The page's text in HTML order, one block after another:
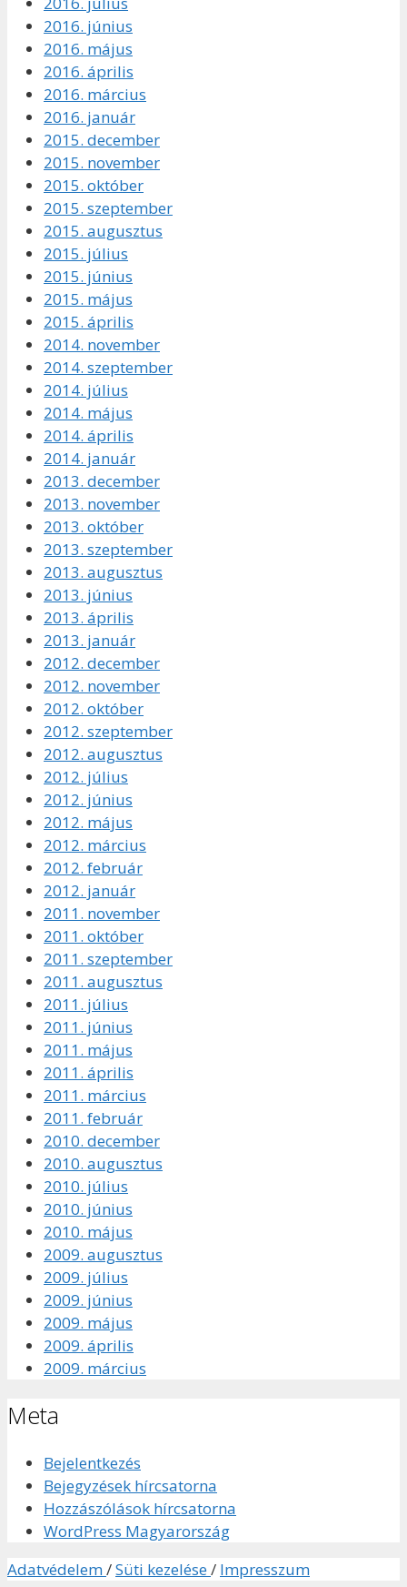
2016. június
2016. május
2016. április
2016. március
2016. január
2015. december
2015. november
2015. október
2015. szeptember
2015. augusztus
2015. július
2015. június
2015. május
2015. április
2014. november
2014. szeptember
2014. július
2014. május
2014. április
2014. január
2013. december
2013. november
2013. október
2013. szeptember
2013. augusztus
2013. június
2013. április
2013. január
2012. december
2012. november
2012. október
2012. szeptember
2012. augusztus
2012. július
2012. június
2012. május
2012. március
2012. február
2012. január
2011. november
2011. október
2011. szeptember
2011. augusztus
2011. július
2011. június
2011. május
2011. április
2011. március
2011. február
2010. december
2010. augusztus
2010. július
2010. június
2010. május
2009. augusztus
2009. július
2009. június
2009. május
2009. április
2009. március
Meta
Bejelentkezés
Bejegyzések hírcsatorna
Hozzászólások hírcsatorna
WordPress Magyarország
Adatvédelem/Süti kezelése/ Impresszum